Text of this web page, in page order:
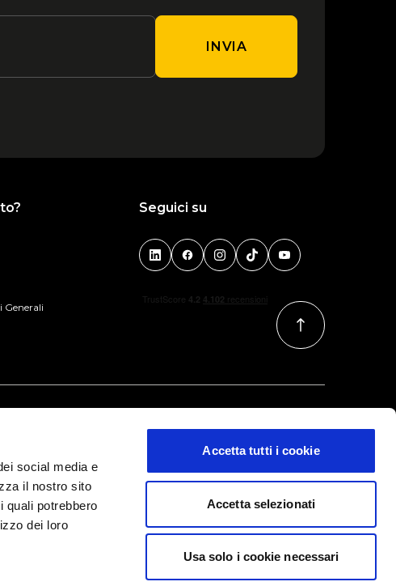
social media e
il nostro sito
quali potrebbero
dei loro
Accetta tutti i cookie
Accetta selezionati
Usa solo i cookie necessari
INVIA
Generali
Seguici su